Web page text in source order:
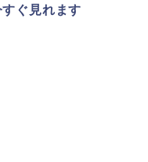
ぐ見れます